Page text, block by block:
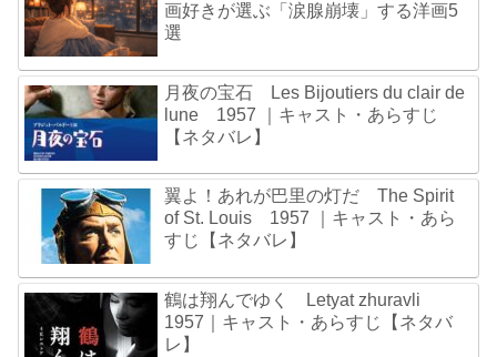
画好きが選ぶ「涙腺崩壊」する洋画5
選
月夜の宝石 Les Bijoutiers du clair de
lune 1957 ｜キャスト・あらすじ
【ネタバレ】
翼よ！あれが巴里の灯だ The Spirit
of St. Louis 1957 ｜キャスト・あら
すじ【ネタバレ】
鶴は翔んでゆく Letyat zhuravli
1957｜キャスト・あらすじ【ネタバ
レ】